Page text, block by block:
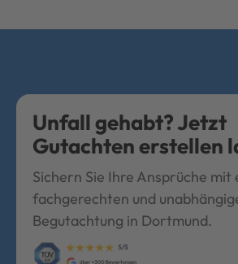
Unfall gehabt? Jetzt
Gutachten erstellen
Sichern Sie Ihre Ansprüche mit
fachgerechten und
Begutachtung in Dortmund.